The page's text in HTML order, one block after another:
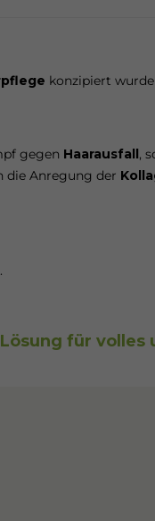
konzipiert
gegen Haarausfall,
die Anregung der
für volles